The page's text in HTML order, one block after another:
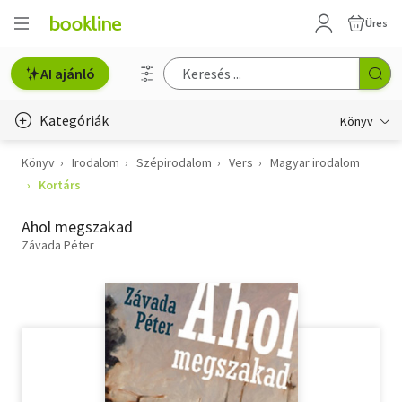
Üres
AI ajánló
Kategóriák Könyv
Életmód, egészség
Gyermek- és ifjúsági
Hobbi, szabadidő
Könyv Irodalom Szépirodalom Vers
Magyar irodalom
Kortárs
Ahol megszakad
Závada Péter